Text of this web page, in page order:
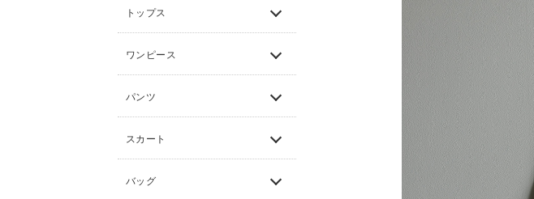
トップス
ワンピース
パンツ
スカート
バッグ